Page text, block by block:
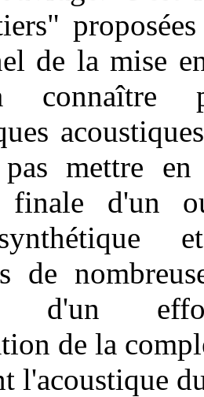
de la mise
connaître
mettre
finale d'un
de
d'un
de la
l'acoustique